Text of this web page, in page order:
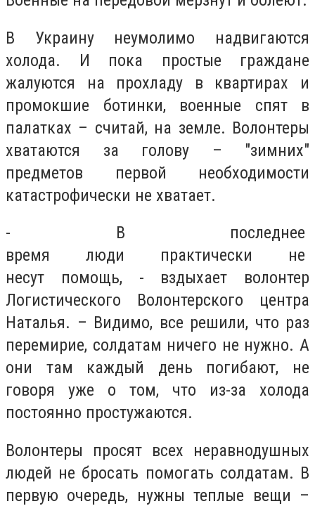
В Украину неумолимо надвигаются
холода. И пока простые граждане
жалуются на прохладу в квартирах и
промокшие ботинки, военные спят в
палатках – считай, на земле. Волонтеры
хватаются за голову – "зимних"
предметов первой необходимости
катастрофически не хватает.
- В последнее
время люди практически не
несут помощь, - вздыхает волонтер
Логистического Волонтерского центра
Наталья. – Видимо, все решили, что раз
перемирие, солдатам ничего не нужно. А
они там каждый день погибают, не
говоря уже о том, что из-за холода
постоянно простужаются.
Волонтеры просят всех неравнодушных
людей не бросать помогать солдатам. В
первую очередь, нужны теплые вещи –